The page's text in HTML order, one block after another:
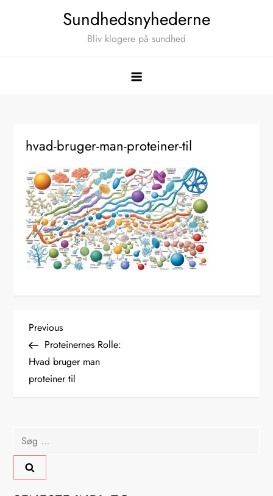
Sundhedsnyhederne
Bliv klogere på sundhed
hvad-bruger-man-proteiner-til
I
n
d
æ
g
Previous
Post
Previous
Proteinernes Rolle:
Hvad bruger man
proteiner til
Søg
efter: